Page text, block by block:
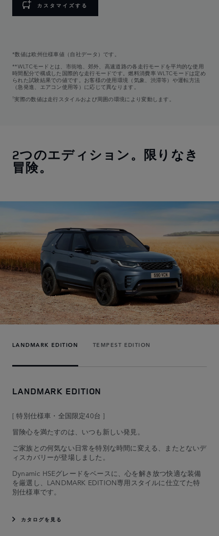
カスタマイズする
*数値は欧州仕様車値（自社データ）です。
**WLTCモードとは、市街地、郊外、高速道路の各走行モードを平均的な使用
時間配分で構成した国際的な走行モードです。燃料消費率 WLTCモードは定め
られた試験結果での値です。お客様の使用環境（気象、渋滞等）や運転方法
（急発進、エアコン使用等）に応じて異なります。
†実際の数値は走行スタイルおよび周囲の環境により変動します。
2つのエディション。限りなき
冒険。
LANDMARK EDITION TEMPEST EDITION
LANDMARK EDITION
[ 特別仕様車・全国限定40台 ]
冒険心を満たすのは、いつも新しい発見。
ご家族との何気ない日常を特別な時間に変える、またとないデ
ィスカバリーが登場しました。
Dynamic HSEグレードをベースに、心を解き放つ快適な装備
を厳選し、LANDMARK EDITION専用スタイルに仕立てた特
別仕様車です。
カタログを見る